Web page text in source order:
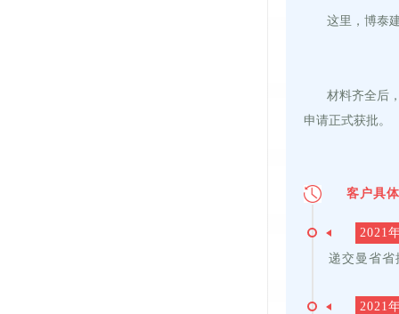
这里，博泰
材料齐全后
申请正式获批。
客户具
2021
递交曼省省
2021